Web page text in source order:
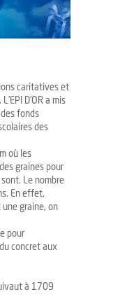
caritatives et
D’OR a mis
fonds
des
où les
graines pour
Le nombre
En effet,
graine, on
pour
concret aux
à 1709